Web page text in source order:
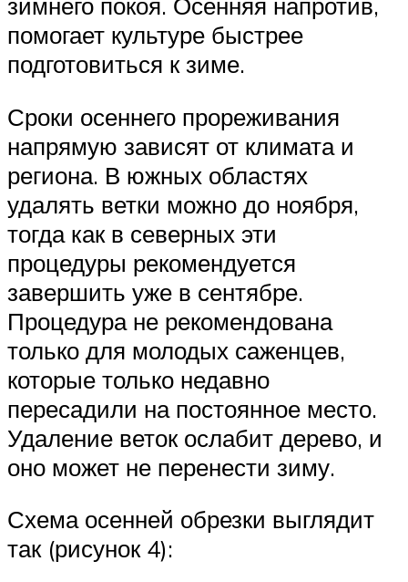
помогает культуре быстрее
подготовиться к зиме.
Сроки осеннего прореживания
напрямую зависят от климата и
региона. В южных областях
удалять ветки можно до ноября,
тогда как в северных эти
процедуры рекомендуется
завершить уже в сентябре.
Процедура не рекомендована
только для молодых саженцев,
которые только недавно
пересадили на постоянное место.
Удаление веток ослабит дерево, и
оно может не перенести зиму.
Схема осенней обрезки выглядит
так (рисунок 4):